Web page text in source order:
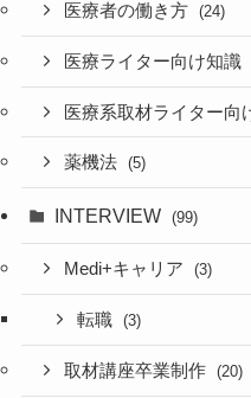
医療者の働き方 (24)
医療ライター向け知識
医療系取材ライター向
薬機法 (5)
INTERVIEW (99)
Medi+キャリア (3)
転職 (3)
取材講座卒業制作 (20)